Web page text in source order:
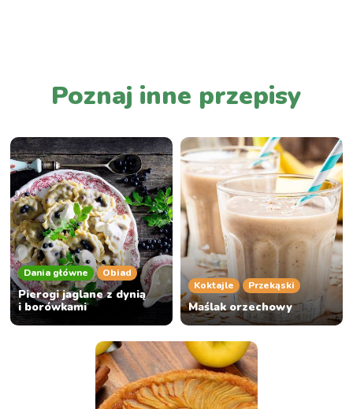
Poznaj inne przepisy
Dania główne Obiad
Pierogi jaglane z dynią
i borówkami
Koktajle Przekąski
Maślak orzechowy